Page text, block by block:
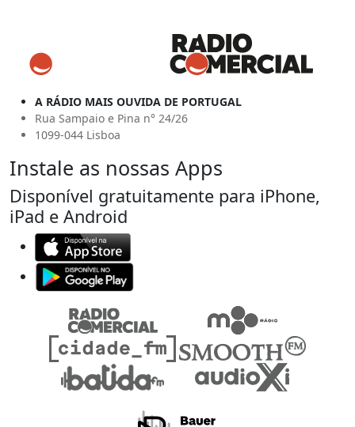
A RÁDIO MAIS OUVIDA DE PORTUGAL
Rua Sampaio e Pina n° 24/26
1099-044 Lisboa
Instale as nossas Apps
Disponível gratuitamente para iPhone,
iPad e Android